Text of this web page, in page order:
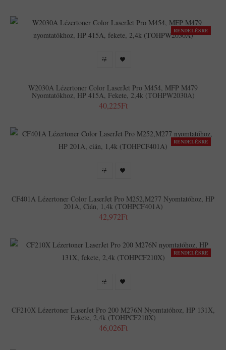
RENDELÉSRE
W2030A Lézertoner Color LaserJet Pro M454, MFP M479
Nyomtatókhoz, HP 415A, Fekete, 2,4k (TOHPW2030A)
40,225Ft
RENDELÉSRE
CF401A Lézertoner Color LaserJet Pro M252,M277 Nyomtatóhoz, HP
201A, Cián, 1,4k (TOHPCF401A)
42,972Ft
RENDELÉSRE
CF210X Lézertoner LaserJet Pro 200 M276N Nyomtatóhoz, HP 131X,
Fekete, 2,4k (TOHPCF210X)
46,026Ft